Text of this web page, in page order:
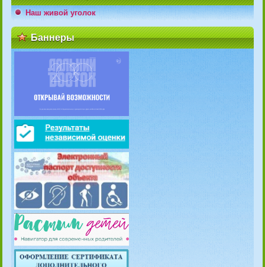
Наш живой уголок
Баннеры